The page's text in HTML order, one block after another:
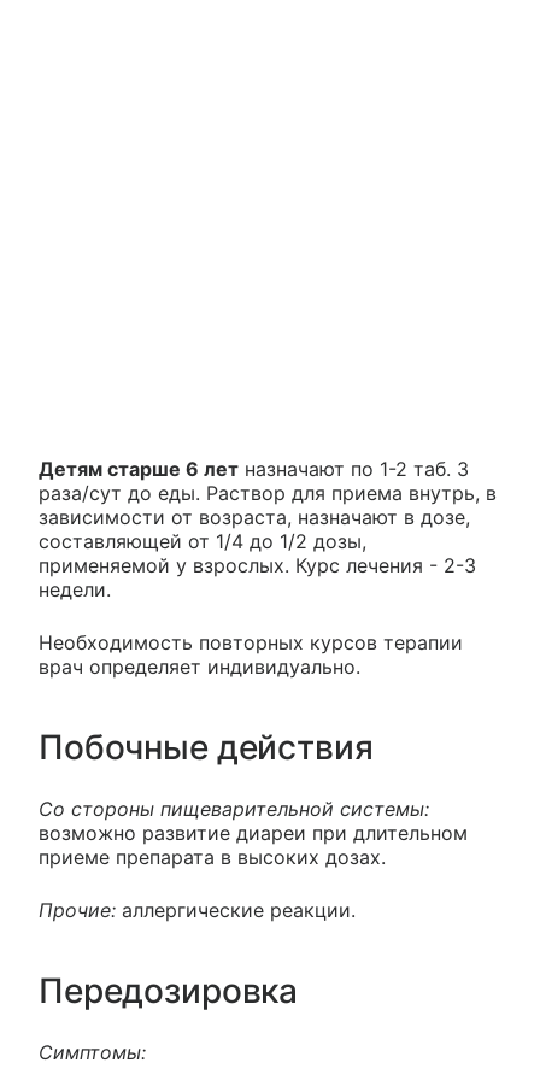
Детям старше 6 лет назначают по 1-2 таб. 3
раза/сут до еды. Раствор для приема внутрь, в
зависимости от возраста, назначают в дозе,
составляющей от 1/4 до 1/2 дозы,
применяемой у взрослых. Курс лечения - 2-3
недели.
Необходимость повторных курсов терапии
врач определяет индивидуально.
Побочные действия
Со стороны пищеварительной системы:
возможно развитие диареи при длительном
приеме препарата в высоких дозах.
Прочие: аллергические реакции.
Передозировка
Симптомы: